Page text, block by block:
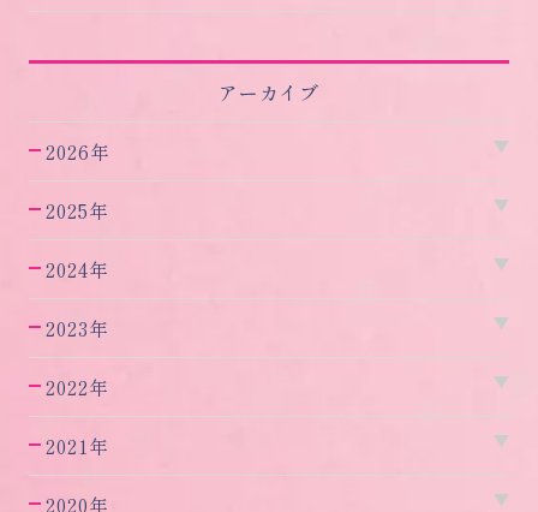
アーカイブ
2026年
2025年
2024年
2023年
2022年
2021年
2020年